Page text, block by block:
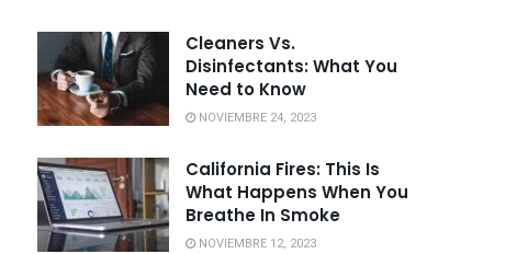
Cleaners Vs.
Disinfectants: What You
Need to Know
NOVIEMBRE 24, 2023
California Fires: This Is
What Happens When You
Breathe In Smoke
NOVIEMBRE 12, 2023